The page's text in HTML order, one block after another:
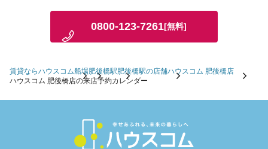
0800-123-7261[無料]
賃貸ならハウスコム船場肥後橋駅肥後橋駅の店舗ハウスコム 肥後橋店
ハウスコム 肥後橋店の来店予約カレンダー